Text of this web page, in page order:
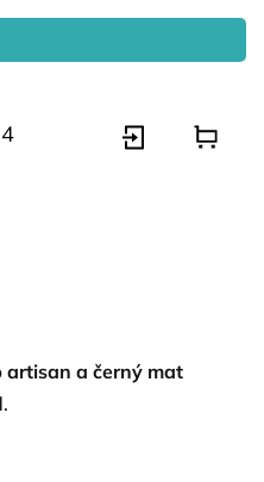
artisan a černý mat